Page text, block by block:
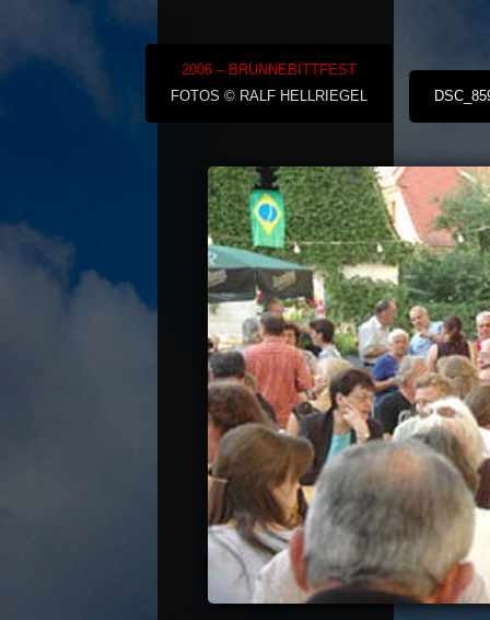
2006 – BRUNNEBITTFEST
FOTOS © RALF HELLRIEGEL